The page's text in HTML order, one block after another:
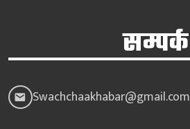
सम्पर्क
Swachchaakhabar@gmail.com